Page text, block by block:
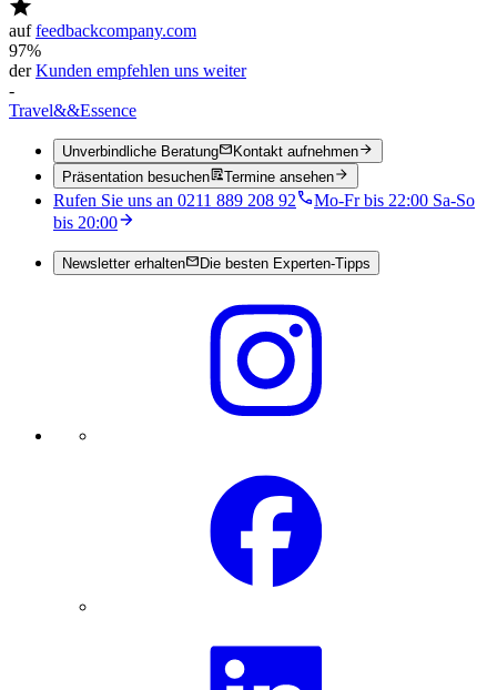
auffeedbackcompany.com
97%
derKunden empfehlen uns weiter
-
Travel&&Essence
Unverbindliche Beratung
Kontakt aufnehmen
Präsentation besuchen
Termine ansehen
Rufen Sie uns an 0211 889 208 92
Mo-Fr bis 22:00 Sa-So
bis 20:00
Newsletter erhalten Die besten Experten-Tipps